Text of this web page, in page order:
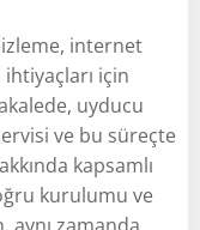
internet
için
uyducu
ve bu süreçte
kapsamlı
kurulumu ve